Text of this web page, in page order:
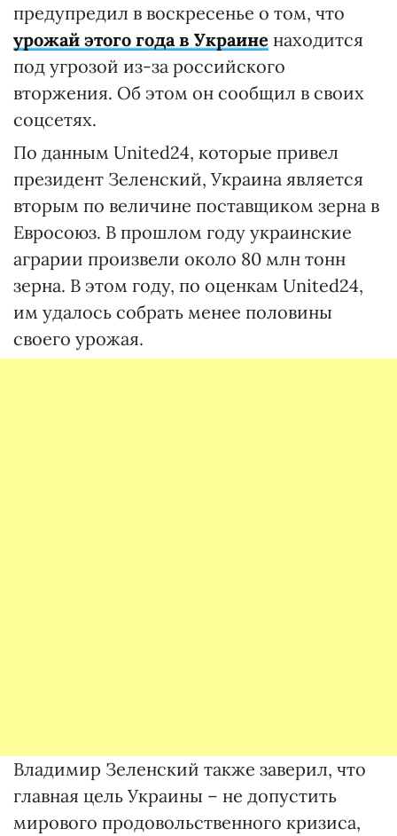
предупредил в воскресенье о том, что
урожай этого года в Украине находится
под угрозой из-за российского
вторжения. Об этом он сообщил в своих
соцсетях.
По данным United24, которые привел
президент Зеленский, Украина является
вторым по величине поставщиком зерна в
Евросоюз. В прошлом году украинские
аграрии произвели около 80 млн тонн
зерна. В этом году, по оценкам United24,
им удалось собрать менее половины
своего урожая.
Владимир Зеленский также заверил, что
главная цель Украины – не допустить
мирового продовольственного кризиса,